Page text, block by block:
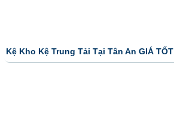
Kệ Kho Kệ Trung Tải Tại Tân An GIÁ TỐT